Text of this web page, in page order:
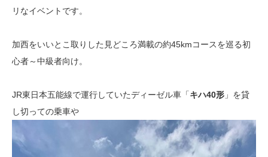
リなイベントです。
加西をいいとこ取りした見どころ満載の約45kmコースを巡る初
心者～中級者向け。
JR東日本五能線で運行していたディーゼル車「キハ40形 」を貸
し切っての乗車や